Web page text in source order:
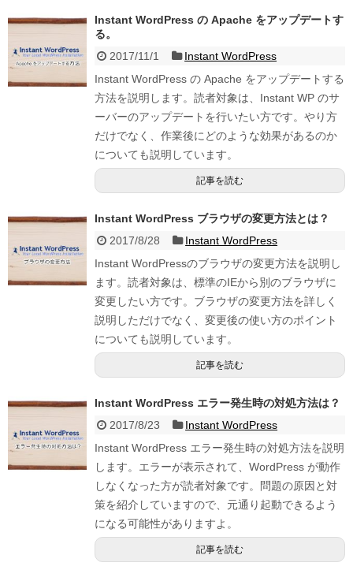
Instant WordPress の Apache をアップデートす
る。
2017/11/1
Instant WordPress
Instant WordPress の Apache をアップデートする
方法を説明します。読者対象は、Instant WP のサ
ーバーのアップデートを行いたい方です。やり方
だけでなく、作業後にどのような効果があるのか
についても説明しています。
記事を読む
Instant WordPress ブラウザの変更方法とは？
2017/8/28
Instant WordPress
Instant WordPressのブラウザの変更方法を説明し
ます。読者対象は、標準のIEから別のブラウザに
変更したい方です。ブラウザの変更方法を詳しく
説明しただけでなく、変更後の使い方のポイント
についても説明しています。
記事を読む
Instant WordPress エラー発生時の対処方法は？
2017/8/23
Instant WordPress
Instant WordPress エラー発生時の対処方法を説明
します。エラーが表示されて、WordPress が動作
しなくなった方が読者対象です。問題の原因と対
策を紹介していますので、元通り起動できるよう
になる可能性がありますよ。
記事を読む